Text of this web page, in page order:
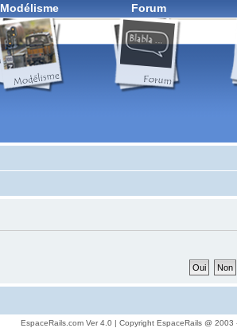
Modélisme Forum
EspaceRails.com Ver 4.0 | Copyright EspaceRails @ 2003